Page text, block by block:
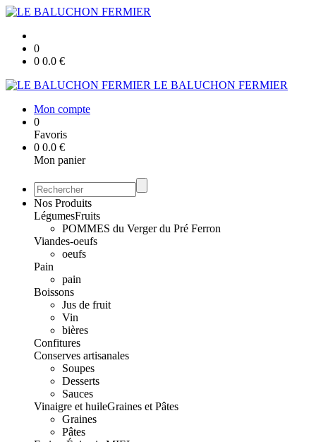
0
0 0.0 €
LE BALUCHON FERMIER
Mon compte
0
Favoris
0 0.0 €
Mon panier
Nos Produits
LégumesFruits
POMMES du Verger du Pré Ferron
Viandes-oeufs
oeufs
Pain
pain
Boissons
Jus de fruit
Vin
bières
Confitures
Conserves artisanales
Soupes
Desserts
Sauces
Vinaigre et huileGraines et Pâtes
Graines
Pâtes